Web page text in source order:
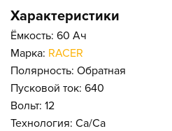
Характеристики
Ёмкость: 60 Ач
Марка: RACER
Полярность: Обратная
Пусковой ток: 640
Вольт: 12
Технология: Ca/Ca